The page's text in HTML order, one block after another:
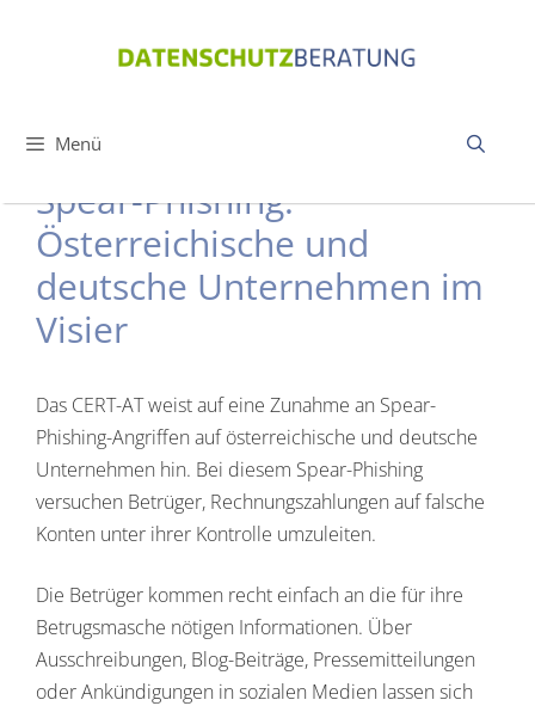
Menü
Spear-Phishing:
Österreichische und
deutsche Unternehmen im
Visier
Das CERT-AT weist auf eine Zunahme an Spear-
Phishing-Angriffen auf österreichische und deutsche
Unternehmen hin. Bei diesem Spear-Phishing
versuchen Betrüger, Rechnungszahlungen auf falsche
Konten unter ihrer Kontrolle umzuleiten.
Die Betrüger kommen recht einfach an die für ihre
Betrugsmasche nötigen Informationen. Über
Ausschreibungen, Blog-Beiträge, Pressemitteilungen
oder Ankündigungen in sozialen Medien lassen sich